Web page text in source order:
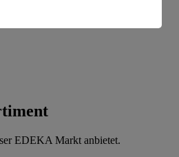
EDEKA Markt anbietet.
der Seite findest du